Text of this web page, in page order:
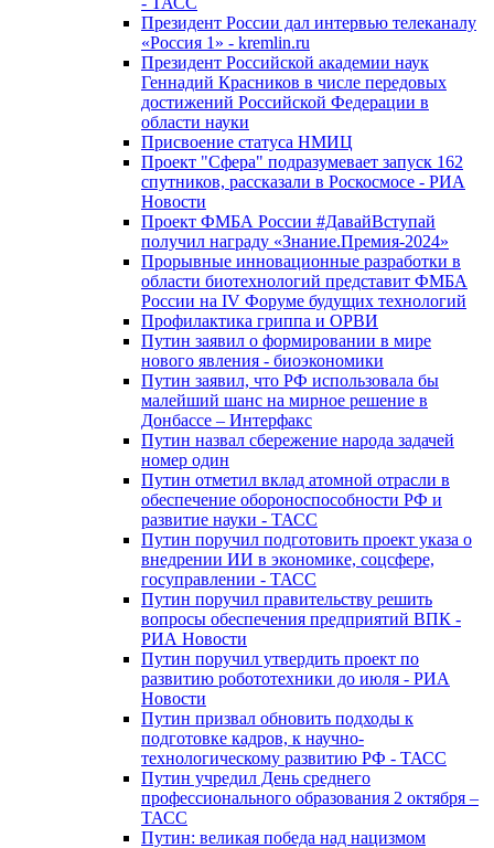
Президент России дал интервью телеканалу
«Россия 1» - kremlin.ru
Президент Российской академии наук
Геннадий Красников в числе передовых
достижений Российской Федерации в
области науки
Присвоение статуса НМИЦ
Проект "Сфера" подразумевает запуск 162
спутников, рассказали в Роскосмосе - РИА
Новости
Проект ФМБА России #ДавайВступай
получил награду «Знание.Премия-2024»
Прорывные инновационные разработки в
области биотехнологий представит ФМБА
России на IV Форуме будущих технологий
Профилактика гриппа и ОРВИ
Путин заявил о формировании в мире
нового явления - биоэкономики
Путин заявил, что РФ использовала бы
малейший шанс на мирное решение в
Донбассе – Интерфакс
Путин назвал сбережение народа задачей
номер один
Путин отметил вклад атомной отрасли в
обеспечение обороноспособности РФ и
развитие науки - ТАСС
Путин поручил подготовить проект указа о
внедрении ИИ в экономике, соцсфере,
госуправлении - ТАСС
Путин поручил правительству решить
вопросы обеспечения предприятий ВПК -
РИА Новости
Путин поручил утвердить проект по
развитию робототехники до июля - РИА
Новости
Путин призвал обновить подходы к
подготовке кадров, к научно-
технологическому развитию РФ - ТАСС
Путин учредил День среднего
профессионального образования 2 октября –
ТАСС
Путин: великая победа над нацизмом